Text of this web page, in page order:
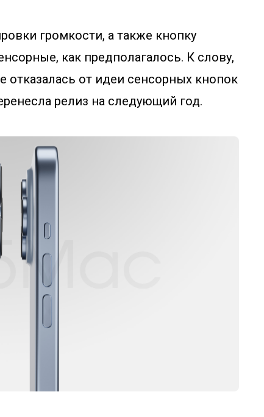
громкости, а также кнопку
как предполагалось. К слову,
от идеи сенсорных кнопок
релиз на следующий год.